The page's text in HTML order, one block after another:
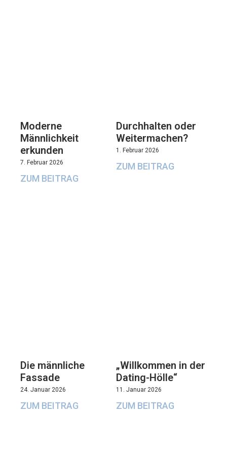
Moderne
Männlichkeit
erkunden
7. Februar 2026
ZUM BEITRAG
Durchhalten oder
Weitermachen?
1. Februar 2026
ZUM BEITRAG
Die männliche
Fassade
24. Januar 2026
ZUM BEITRAG
„Willkommen in der
Dating-Hölle“
11. Januar 2026
ZUM BEITRAG